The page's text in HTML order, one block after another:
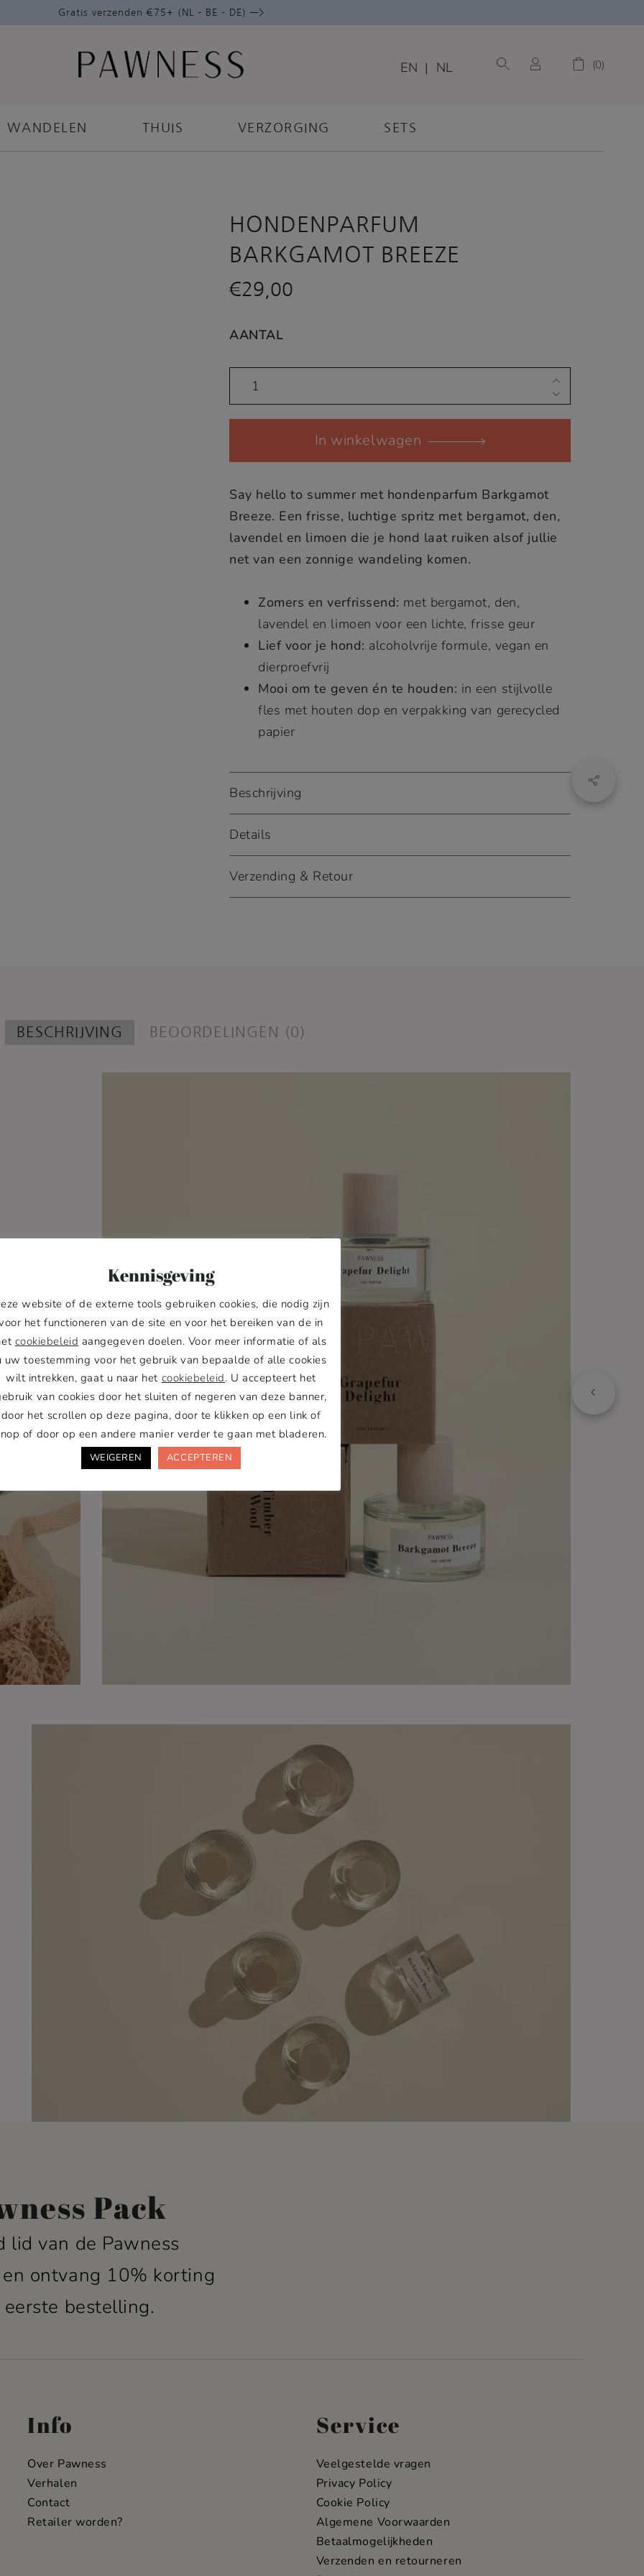
Gratis verzenden €75+ (NL – BE – DE) —>
EN | NL 0
WANDELEN THUIS VERZORGING SETS
HONDENPARFUM
BARKGAMOT BREEZE
€29,00
AANTAL
Hondenparfum
Barkgamot
Breeze
In winkelwagen
Say hello to summer met hondenparfum Barkgamot
Breeze. Een frisse, luchtige spritz met bergamot, den,
lavendel en limoen die je hond laat ruiken alsof jullie
net van een zonnige wandeling komen.
Zomers en verfrissend: met bergamot, den,
lavendel en limoen voor een lichte, frisse geur
Lief voor je hond: alcoholvrije formule, vegan en
dierproefvrij
Mooi om te geven én te houden: in een stijlvolle
fles met houten dop en verpakking van gerecycled
papier
Beschrijving
Details
Verzending & Retour
BESCHRIJVING BEOORDELINGEN (0)
Pack
lid van de Pawness
en ontvang 10% korting
bestelling.
Info
Over Pawness
Verhalen
Contact
Retailer worden?
Service
Veelgestelde vragen
Privacy Policy
Cookie Policy
Algemene Voorwaarden
Betaalmogelijkheden
Verzenden en retourneren
Kennisgeving
website of de externe tools gebruiken cookies, die nodig zijn
het functioneren van de site en voor het bereiken van de in
cookiebeleid aangegeven doelen. Voor meer informatie of als
uw toestemming voor het gebruik van bepaalde of alle cookies
wilt intrekken, gaat u naar het cookiebeleid. U accepteert het
van cookies door het sluiten of negeren van deze banner,
door het scrollen op deze pagina, door te klikken op een link of
of door op een andere manier verder te gaan met bladeren.
WEIGEREN ACCEPTEREN